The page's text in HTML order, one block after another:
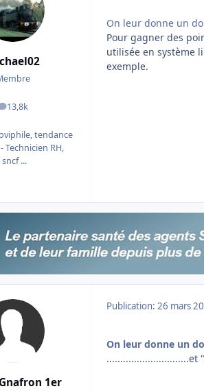
13,8k
messages
tendance
Technicien RH,
...
On leur donne un
Pour gagner des
utilisée en système
exemple.
1er
Publication: 26 mars
On leur donne un
..............................et "